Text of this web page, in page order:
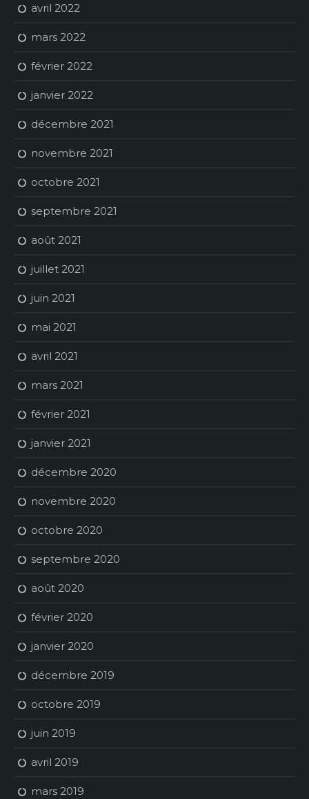
avril 2022
mars 2022
février 2022
janvier 2022
décembre 2021
novembre 2021
octobre 2021
septembre 2021
août 2021
juillet 2021
juin 2021
mai 2021
avril 2021
mars 2021
février 2021
janvier 2021
décembre 2020
novembre 2020
octobre 2020
septembre 2020
août 2020
février 2020
janvier 2020
décembre 2019
octobre 2019
juin 2019
avril 2019
mars 2019